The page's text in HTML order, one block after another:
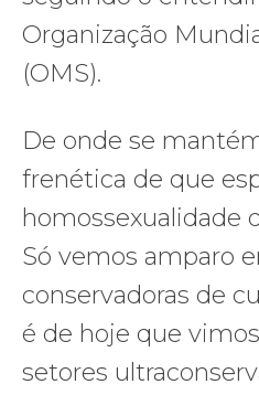
Organização
(OMS).
De onde se
frenética de que
homossexualidade
Só vemos amparo
conservadoras de
é de hoje que
setores